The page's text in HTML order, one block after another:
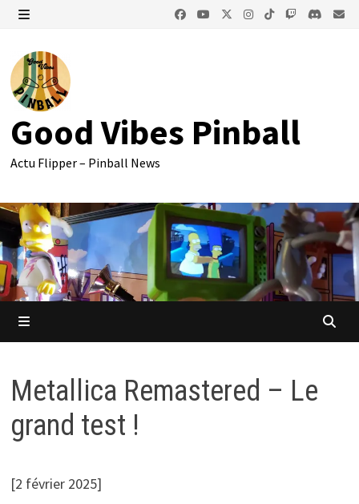
Passer
contenu
Good Vibes Pinball
Actu Flipper – Pinball News
Metallica Remastered – Le
grand test !
[2 février 2025]